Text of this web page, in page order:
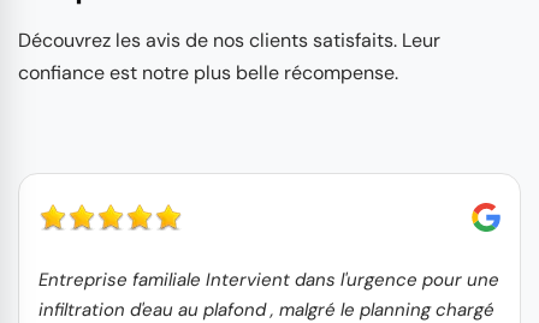
Découvrez les avis de nos clients satisfaits. Leur
confiance est notre plus belle récompense.
Entreprise familiale Intervient dans l'urgence pour une
infiltration d'eau au plafond , malgré le planning chargé